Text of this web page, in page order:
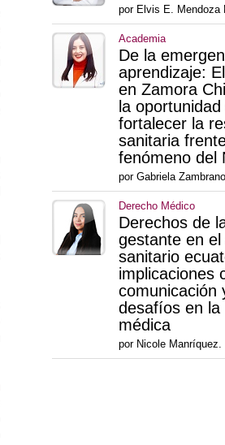
por Elvis E. Mendoza
Academia
De la
aprendizaje:
en Zamora
la
fortalecer la
sanitaria
fenómeno del
por Gabriela Zambrano
Derecho Médico
Derechos de
gestante en
sanitario
implicaciones
comunicación
desafíos en la
médica
por Nicole Manríquez.